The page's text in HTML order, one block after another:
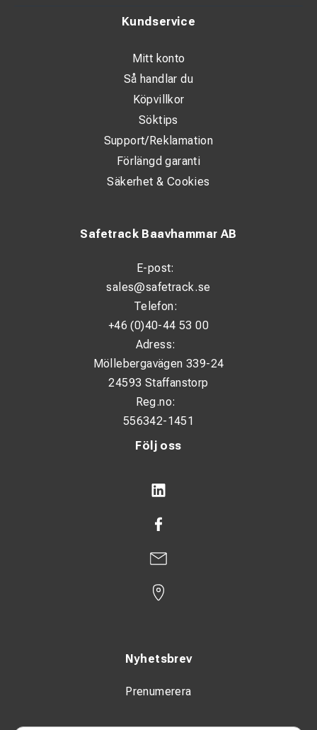
Följ oss
Nyhetsbrev
Prenumerera
Safetrack Baavhammar AB
E-post:
sales@safetrack.se
Telefon:
+46 (0)40-44 53 00
Adress:
Möllebergavägen 339-24
24593 Staffanstorp
Reg.no:
556342-1451
Kundservice
Mitt konto
Så handlar du
Köpvillkor
Söktips
Support/Reklamation
Förlängd garanti
Säkerhet & Cookies